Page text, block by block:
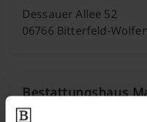
Dessauer Allee 52
06766 Bitterfeld-
Bestattungshaus
Reinbothe